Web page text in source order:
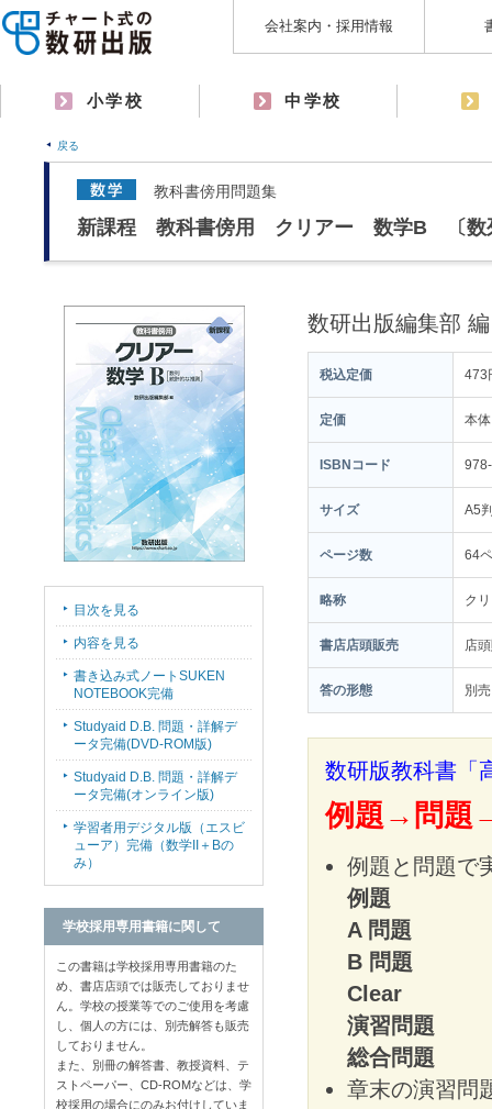
会社案内・採用情報
小学校 中学校
戻る
教科書傍用問題集
新課程 教科書傍用 クリアー 数学B 〔数
数研出版編集部 編
税込定価 473
定価 本
ISBNコード
サイズ A5
ページ数 64
略称 ク
書店店頭販売 店
答の形態 別
数研版教科書「
例題→問題
例題と問題で
例題
A 問題
B 問題
Clear
演習問題
総合問題
章末の演習問
目次を見る
内容を見る
書き込み式ノートSUKEN
NOTEBOOK完備
Studyaid D.B. 問題・詳解デ
ータ完備(DVD-ROM版)
Studyaid D.B. 問題・詳解デ
ータ完備(オンライン版)
学習者用デジタル版（エスビ
ューア）完備（数学II＋Bの
み）
学校採用専用書籍に関して
この書籍は学校採用専用書籍のた
め、書店店頭では販売しておりませ
ん。学校の授業等でのご使用を考慮
し、個人の方には、別売解答も販売
しておりません。
また、別冊の解答書、教授資料、テ
ストペーパー、CD-ROMなどは、学
校採用の場合にのみお付けしていま